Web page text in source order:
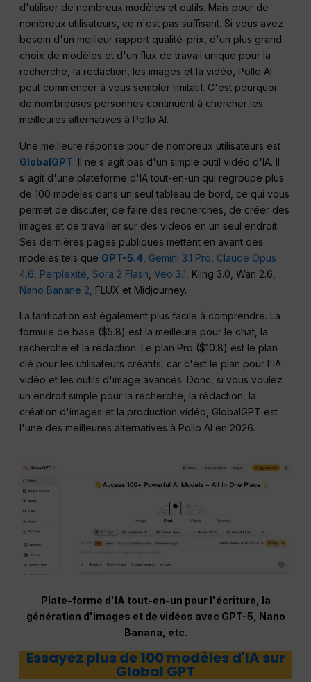
d'utiliser de nombreux modèles et outils. Mais pour de
nombreux utilisateurs, ce n'est pas suffisant. Si vous avez
besoin d'un meilleur rapport qualité-prix, d'un plus grand
choix de modèles et d'un flux de travail unique pour la
recherche, la rédaction, les images et la vidéo, Pollo AI
peut commencer à vous sembler limitatif. C'est pourquoi
de nombreuses personnes continuent à chercher les
meilleures alternatives à Pollo AI.
Une meilleure réponse pour de nombreux utilisateurs est
GlobalGPT. Il ne s'agit pas d'un simple outil vidéo d'IA. Il
s'agit d'une plateforme d'IA tout-en-un qui regroupe plus
de 100 modèles dans un seul tableau de bord, ce qui vous
permet de discuter, de faire des recherches, de créer des
images et de travailler sur des vidéos en un seul endroit.
Ses dernières pages publiques mettent en avant des
modèles tels que GPT-5.4 Gemini 3.1 Pro Claude Opus
4.6, Perplexité,Sora 2 Flash ,Veo 3.1, Kling 3.0, Wan 2.6,
Nano Banane 2, FLUX et Midjourney.
La tarification est également plus facile à comprendre. La
formule de base ($5.8) est la meilleure pour le chat, la
recherche et la rédaction. Le plan Pro ($10.8) est le plan
clé pour les utilisateurs créatifs, car c'est le plan pour l'IA
vidéo et les outils d'image avancés. Donc, si vous voulez
un endroit simple pour la recherche, la rédaction, la
création d'images et la production vidéo, GlobalGPT est
l'une des meilleures alternatives à Pollo AI en 2026.
Plate-forme d'IA tout-en-un pour l'écriture, la
génération d'images et de vidéos avec GPT-5, Nano
Banana, etc.
Essayez plus de 100 modèles d'IA sur
Global GPT